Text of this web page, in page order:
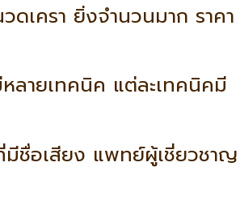
เครา ยิ่งจำนวนมาก ราคา
ลายเทคนิค แต่ละเทคนิคมี
มีชื่อเสียง แพทย์ผู้เชี่ยวชาญ